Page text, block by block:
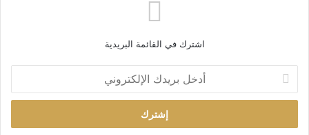
اشترك في القائمة البريدية
خ
ب